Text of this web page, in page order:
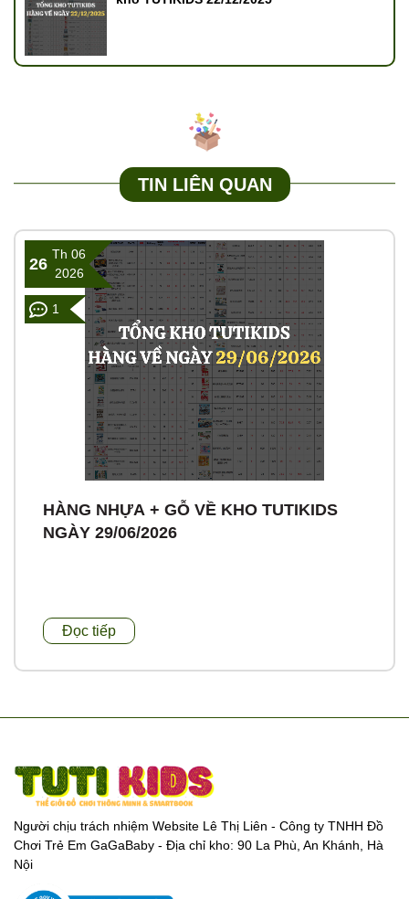
TIN LIÊN QUAN
26
Th 06
2026
1
HÀNG NHỰA + GỖ VỀ KHO TUTIKIDS
NGÀY 29/06/2026
Đọc tiếp
Người chịu trách nhiệm Website Lê Thị Liên - Công ty TNHH Đồ
Chơi Trẻ Em GaGaBaby - Địa chỉ kho: 90 La Phù, An Khánh, Hà
Nội